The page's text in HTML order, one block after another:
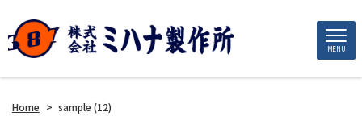
MENU
Home > sample (12)